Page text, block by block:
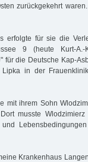
zurückgekehrt
erfolgte für sie die
9 (heute Kurt-A.-
die Deutsche Kap-
in der
mit ihrem Sohn
musste
Krankenhaus